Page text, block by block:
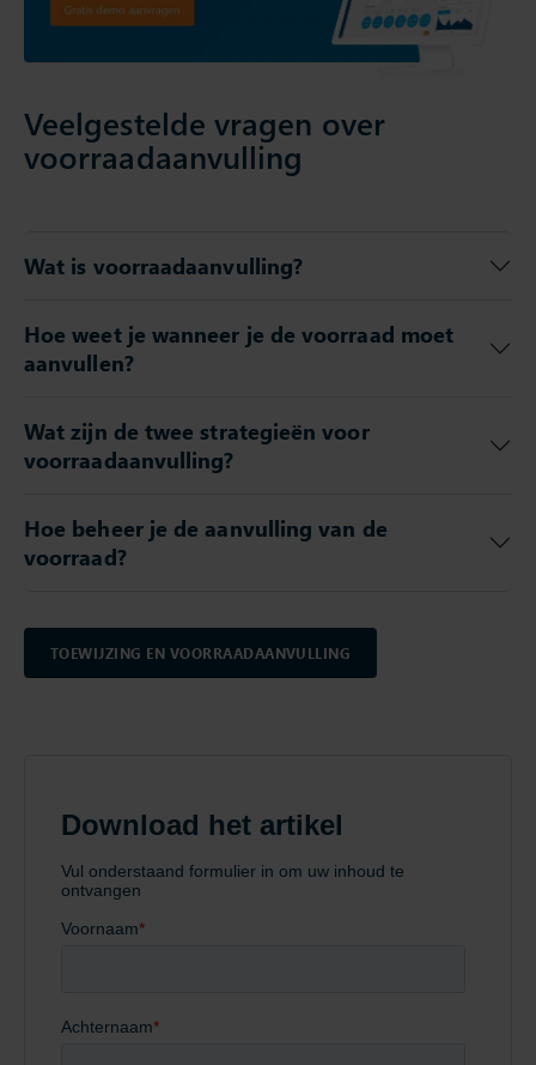
Veelgestelde vragen over
voorraadaanvulling
Wat is voorraadaanvulling?
Hoe weet je wanneer je de voorraad moet
aanvullen?
Wat zijn de twee strategieën voor
voorraadaanvulling?
Hoe beheer je de aanvulling van de
voorraad?
TOEWIJZING EN VOORRAADAANVULLING